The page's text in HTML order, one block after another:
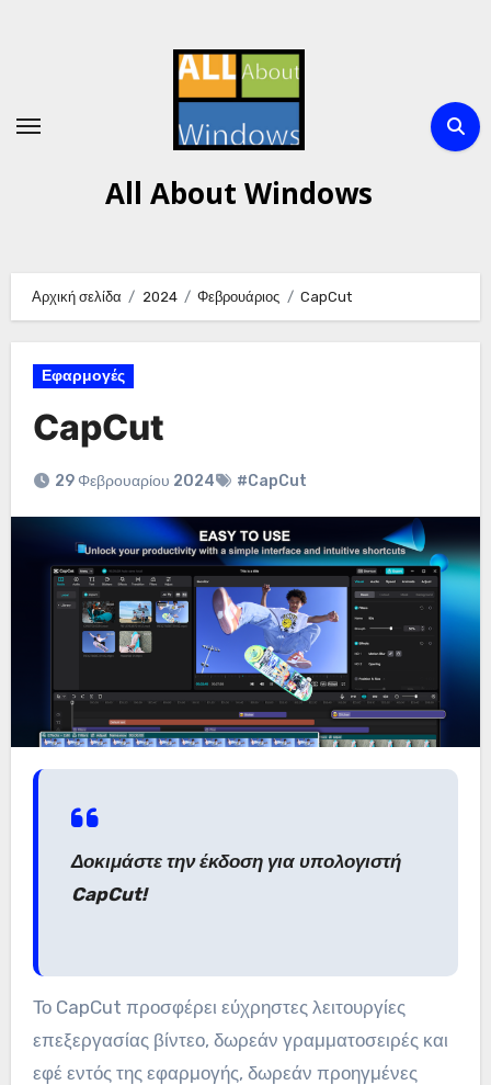
All About Windows
Αρχική σελίδα 2024 Φεβρουάριος CapCut
Εφαρμογές
CapCut
29 Φεβρουαρίου 2024 #CapCut
Δοκιμάστε την έκδοση για υπολογιστή
CapCut!
Το CapCut προσφέρει εύχρηστες λειτουργίες
επεξεργασίας βίντεο, δωρεάν γραμματοσειρές και
εφέ εντός της εφαρμογής, δωρεάν προηγμένες